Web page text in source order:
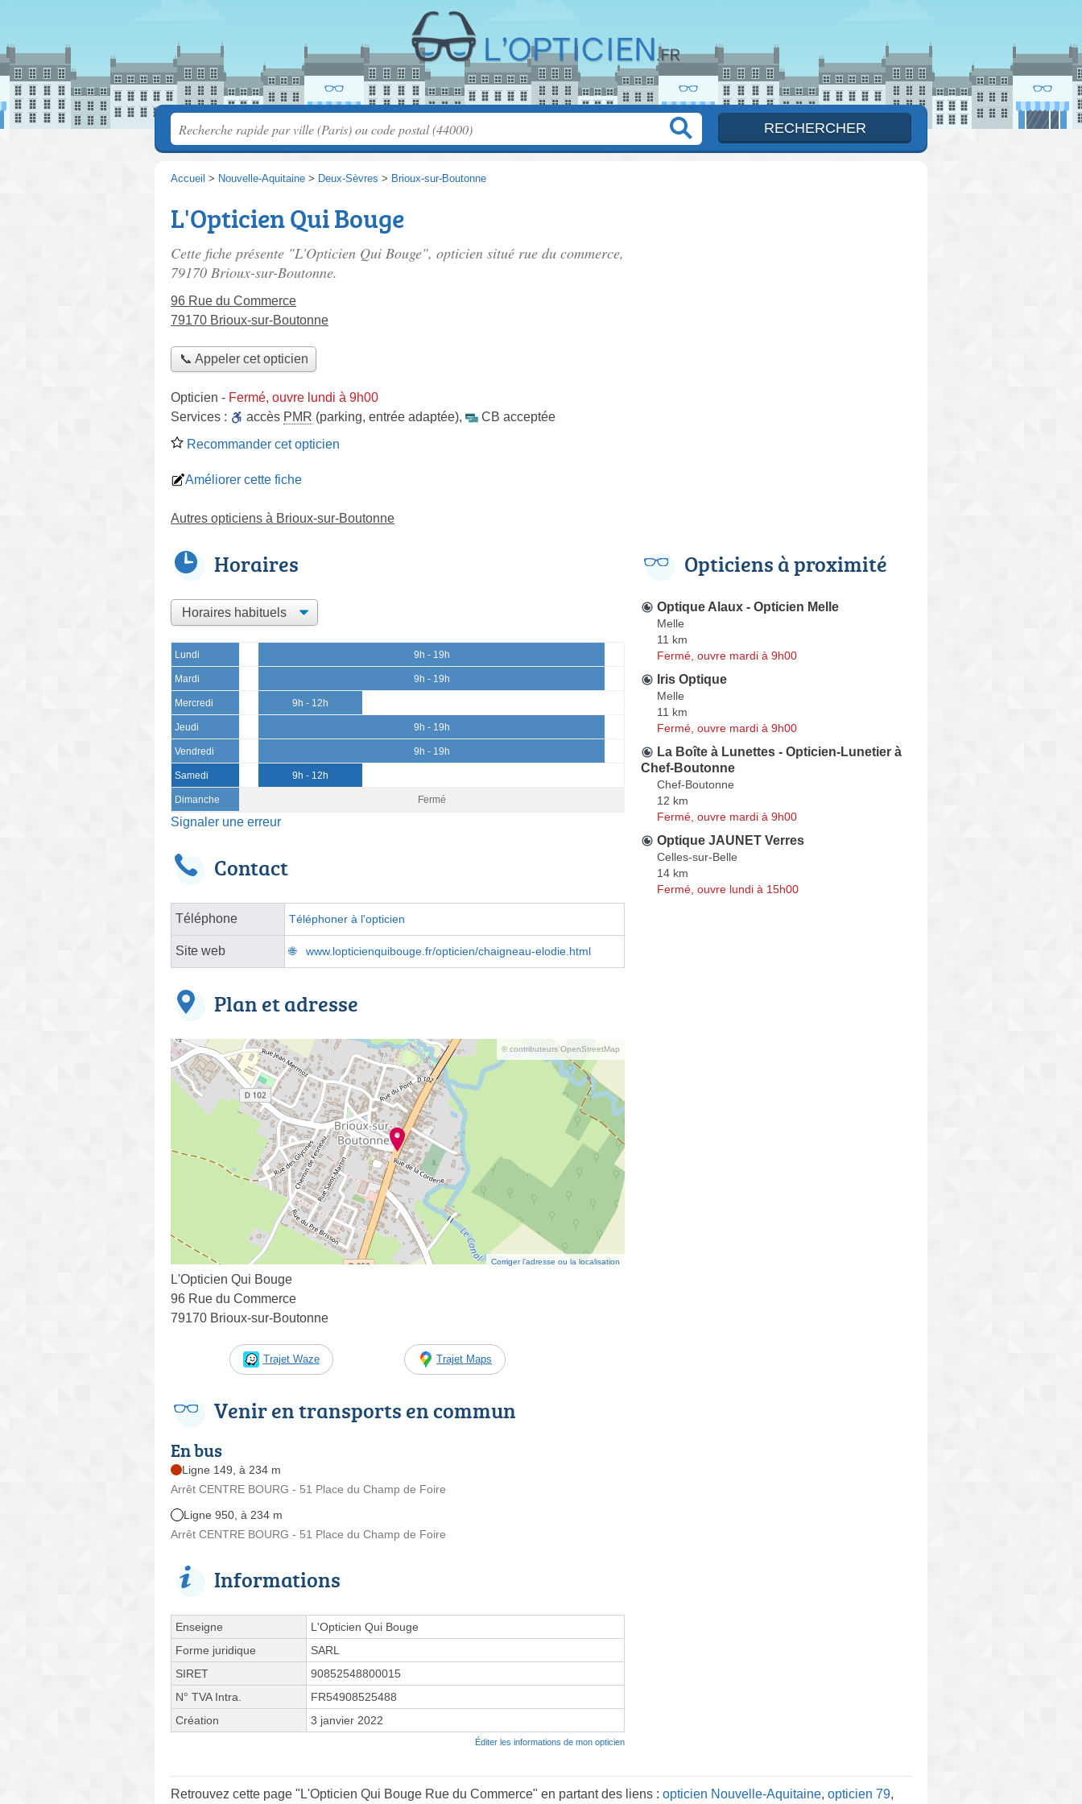
Accueil > Nouvelle-Aquitaine > Deux-Sèvres > Brioux-sur-Boutonne
L'Opticien Qui Bouge
Cette fiche présente "L'Opticien Qui Bouge", opticien situé rue du commerce,
79170 Brioux-sur-Boutonne.
96 Rue du Commerce
79170 Brioux-sur-Boutonne
📞 Appeler cet opticien
Opticien - Fermé, ouvre lundi à 9h00
Services :
accès PMR (parking, entrée adaptée),
CB acceptée
Recommander cet opticien
Améliorer cette fiche
Autres opticiens à Brioux-sur-Boutonne
Horaires
Lundi 9h - 19h
Mardi 9h - 19h
Mercredi 9h - 12h
Jeudi 9h - 19h
Vendredi 9h - 19h
Samedi 9h - 12h
Dimanche Fermé
Signaler une erreur
Contact
Téléphone Téléphoner à l'opticien
Site web www.lopticienquibouge.fr/opticien/chaigneau-elodie.html
Plan et adresse
© contributeurs OpenStreetMap
Corriger l’adresse ou la localisation
L'Opticien Qui Bouge
96 Rue du Commerce
79170 Brioux-sur-Boutonne
Trajet Waze Trajet Maps
Venir en transports en commun
En bus
Ligne 149, à 234 m
Arrêt CENTRE BOURG - 51 Place du Champ de Foire
Ligne 950, à 234 m
Arrêt CENTRE BOURG - 51 Place du Champ de Foire
Informations
Enseigne
L'Opticien Qui Bouge
Forme juridique
SARL
SIRET
90852548800015
N° TVA Intra.
FR54908525488
Création
3 janvier 2022
Éditer les informations de mon opticien
Opticiens à proximité
Optique Alaux - Opticien Melle
Melle
11 km
Fermé, ouvre mardi à 9h00
Iris Optique
Melle
11 km
Fermé, ouvre mardi à 9h00
La Boîte à Lunettes - Opticien-Lunetier à
Chef-Boutonne
Chef-Boutonne
12 km
Fermé, ouvre mardi à 9h00
Optique JAUNET Verres
Celles-sur-Belle
14 km
Fermé, ouvre lundi à 15h00
Retrouvez cette page "L'Opticien Qui Bouge Rue du Commerce" en partant des liens : opticien Nouvelle-Aquitaine, opticien 79,